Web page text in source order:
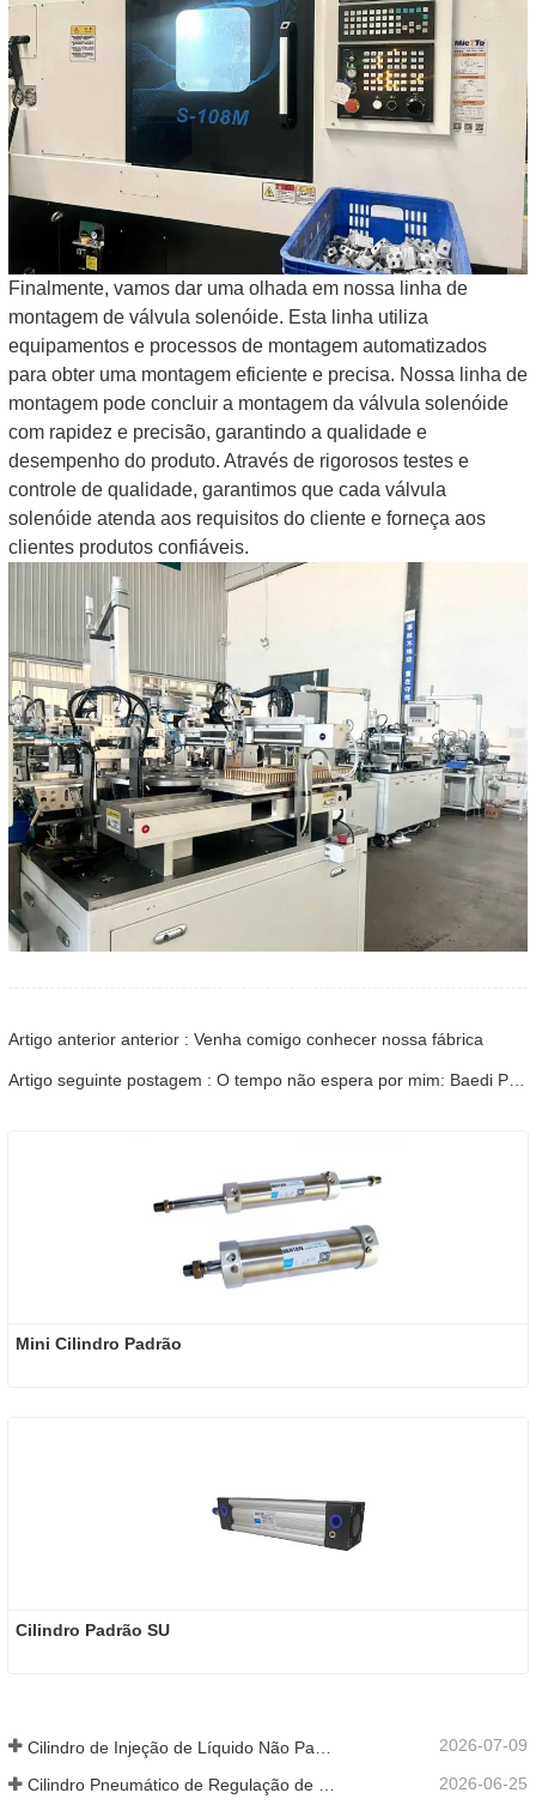
Finalmente, vamos dar uma olhada em nossa linha de
montagem de válvula solenóide. Esta linha utiliza
equipamentos e processos de montagem automatizados
para obter uma montagem eficiente e precisa. Nossa linha de
montagem pode concluir a montagem da válvula solenóide
com rapidez e precisão, garantindo a qualidade e
desempenho do produto. Através de rigorosos testes e
controle de qualidade, garantimos que cada válvula
solenóide atenda aos requisitos do cliente e forneça aos
clientes produtos confiáveis.
Artigo anterior anterior : Venha comigo conhecer nossa fábrica
Artigo seguinte postagem : O tempo não espera por mim: Baedi Pneumatic inicia "o primeiro dia do Festival da Primavera"
Mini Cilindro Padrão
Cilindro Padrão SU
2026-07-09
2026-06-25